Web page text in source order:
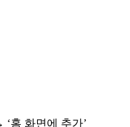
홈 화면에 추가’